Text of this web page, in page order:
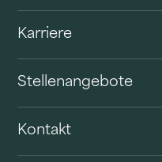
Karriere
Stellenangebote
Kontakt